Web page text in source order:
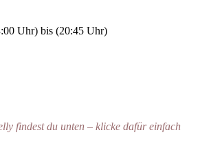
Uhr) bis (20:45 Uhr)
findest du unten – klicke dafür einfach